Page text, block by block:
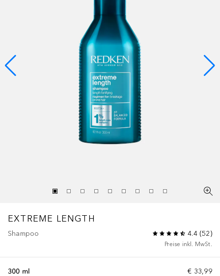
EXTREME LENGTH
Shampoo 4.4(52)
Preise inkl. MwSt.
€ 33,99
300 ml